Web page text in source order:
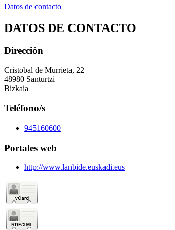
Datos de contacto
DATOS DE CONTACTO
Dirección
Cristobal de Murrieta, 22
48980 Santurtzi
Bizkaia
Teléfono/s
945160600
Portales web
http://www.lanbide.euskadi.eus